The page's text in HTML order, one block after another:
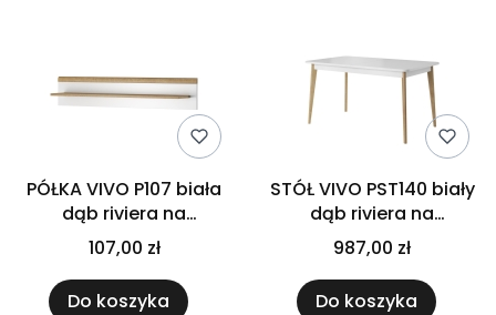
PÓŁKA VIVO P107 biała
dąb riviera na
drewnianych nóżkach
do salonu pokoju 107 x
20 x 19 cm
107,00 zł
Do koszyka
STÓŁ VIVO PST140 biały
dąb riviera na
drewnianych nóżkach
do salonu pokoju 140-
180 x 76 x 80 cm
987,00 zł
Do koszyka